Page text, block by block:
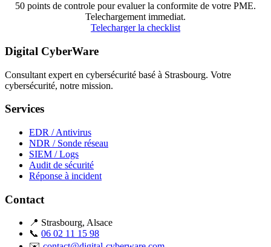
50 points de controle pour evaluer la conformite de votre PME.
Telechargement immediat.
Telecharger la checklist
Digital CyberWare
Consultant expert en cybersécurité basé à Strasbourg. Votre
cybersécurité, notre mission.
Services
EDR / Antivirus
NDR / Sonde réseau
SIEM / Logs
Audit de sécurité
Réponse à incident
Contact
📍 Strasbourg, Alsace
📞 06 02 11 15 98